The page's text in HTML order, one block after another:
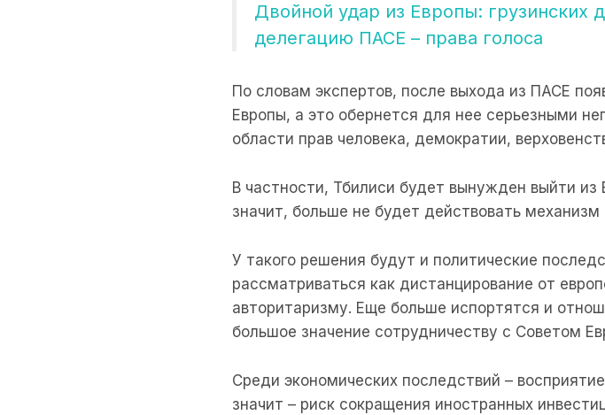
Двойной удар из Европы: грузинских
делегацию ПАСЕ – права голоса
По словам экспертов, после выхода из ПАСЕ
Европы, а это обернется для нее серьезными
области прав человека, демократии,
В частности, Тбилиси будет вынужден выйти из
значит, больше не будет действовать
У такого решения будут и политические
рассматриваться как дистанцирование от
авторитаризму. Еще больше испортятся и
большое значение сотрудничеству с Советом
Среди экономических последствий –
значит – риск сокращения иностранных